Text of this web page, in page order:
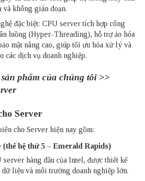
và không gián đoạn.
đặc biệt: CPU server tích hợp công
luồng (Hyper-Threading), hỗ trợ ảo hóa
mật nâng cao, giúp tối ưu hóa xử lý và
các dịch vụ doanh nghiệp.
phẩm của chúng tôi >>
Server
cho Server hiện nay gồm:
(thế hệ thứ 5 – Emerald Rapids)
hàng đầu của Intel, được thiết kế
dữ liệu và môi trường doanh nghiệp lớn.